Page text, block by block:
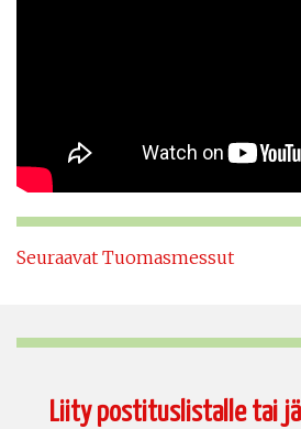
Seuraavat Tuomasmessut
Liity postituslistalle tai